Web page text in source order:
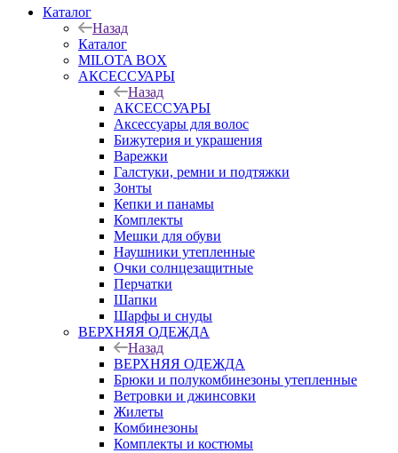
Каталог
Назад
Каталог
MILOTA BOX
АКСЕССУАРЫ
Назад
АКСЕССУАРЫ
Аксессуары для волос
Бижутерия и украшения
Варежки
Галстуки, ремни и подтяжки
Зонты
Кепки и панамы
Комплекты
Мешки для обуви
Наушники утепленные
Очки солнцезащитные
Перчатки
Шапки
Шарфы и снуды
ВЕРХНЯЯ ОДЕЖДА
Назад
ВЕРХНЯЯ ОДЕЖДА
Брюки и полукомбинезоны утепленные
Ветровки и джинсовки
Жилеты
Комбинезоны
Комплекты и костюмы